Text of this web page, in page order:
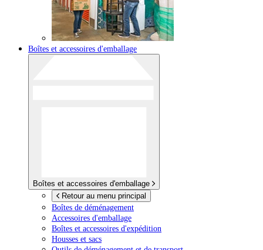
Boîtes et accessoires d'emballage
Boîtes et accessoires d'emballage
Retour au menu principal
Boîtes de déménagement
Accessoires d'emballage
Boîtes et accessoires d'expédition
Housses et sacs